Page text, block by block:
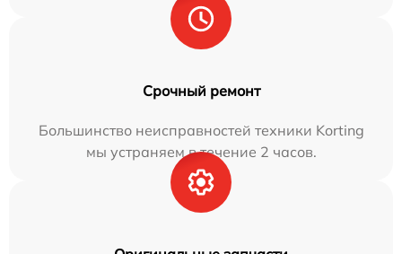
Срочный ремонт
Большинство неисправностей техники Korting
мы устраняем в течение 2 часов.